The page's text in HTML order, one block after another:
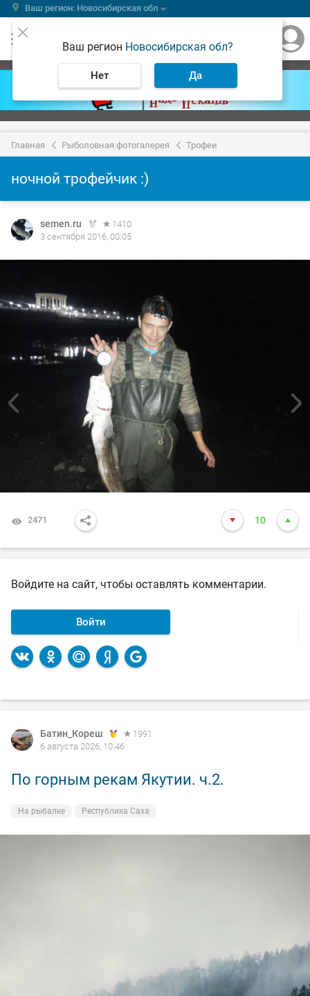
Ваш регион: Новосибирская обл
Ваш регион Новосибирская обл?
Нет Да
Главная Рыболовная фотогалерея Трофеи
ночной трофейчик :)
semen.ru
1410
3 сентября 2016, 00:05
2471 10
Войдите на сайт, чтобы оставлять комментарии.
Войти
Батин_Кореш
1991
6 августа 2026, 10:46
По горным рекам Якутии. ч.2.
На рыбалке Республика Саха